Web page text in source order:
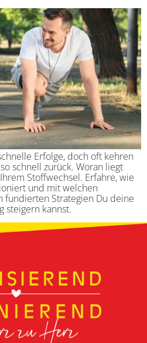
Erfolge, doch oft kehren
schnell zurück. Woran liegt
Stoffwechsel. Erfahre, wie
und mit welchen
fundierten Strategien Du deine
steigern kannst.